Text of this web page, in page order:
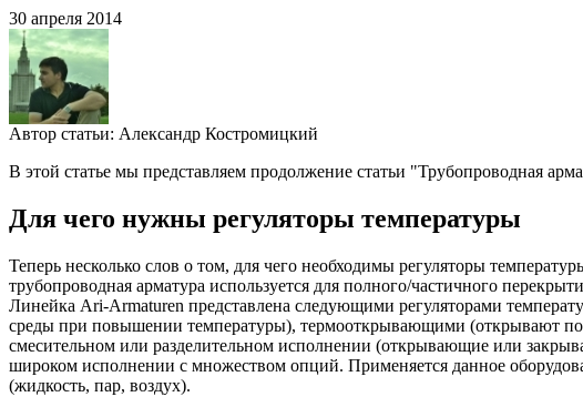
30 апреля 2014
Автор статьи: Александр Костромицкий
В этой статье мы представляем продолжение статьи "Трубопроводная
Для чего нужны регуляторы температуры
Теперь несколько слов о том, для чего необходимы регуляторы
трубопроводная арматура используется для полного/частичного
Линейка Ari-Armaturen представлена следующими регуляторами
среды при повышении температуры), термооткрывающими (открывают
смесительном или разделительном исполнении (открывающие или
широком исполнении с множеством опций. Применяется данное
(жидкость, пар, воздух).